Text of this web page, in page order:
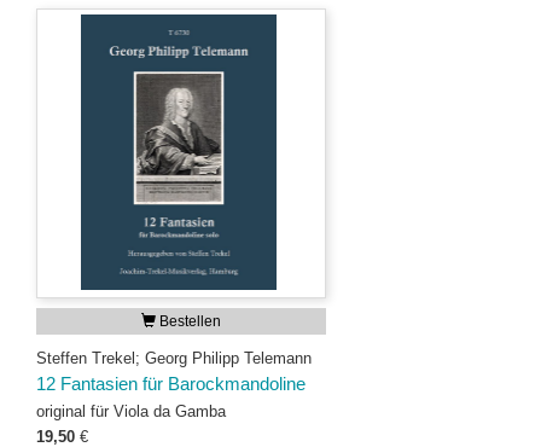
Bestellen
Steffen Trekel; Georg Philipp Telemann
12 Fantasien für Barockmandoline
original für Viola da Gamba
19,50 €